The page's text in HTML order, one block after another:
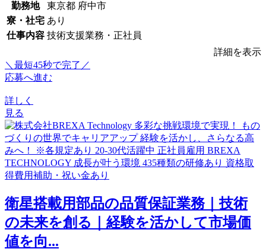
勤務地
東京都 府中市
寮・社宅 あり
仕事内容 技術支援業務・正社員
詳細を表示
＼最短45秒で完了／
応募へ進む
詳しく
見る
衛星搭載用部品の品質保証業務｜技術
の未来を創る｜経験を活かして市場価
値を向...